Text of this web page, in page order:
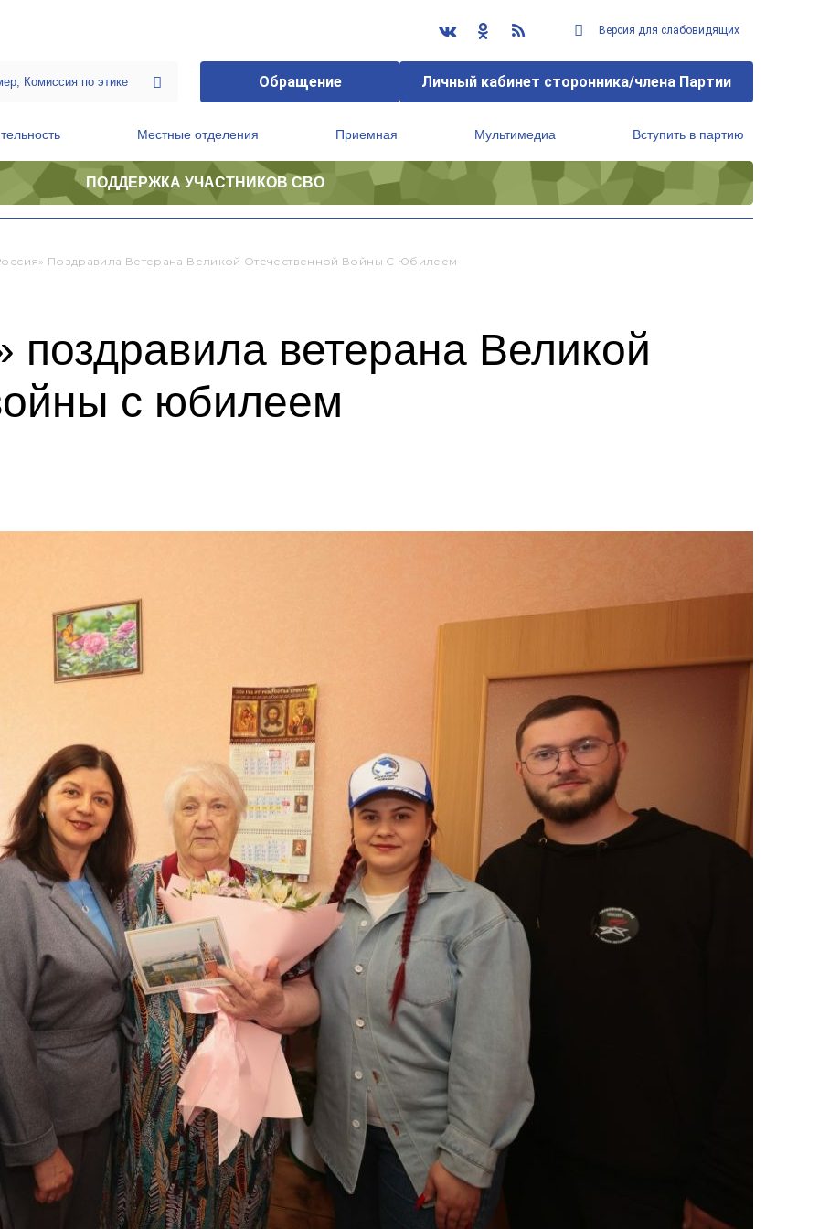
Версия для слабовидящих
Обращение Личный кабинет сторонника/члена Партии
Местные отделения Приемная Мультимедиа Вступить в партию
ПОДДЕРЖКА УЧАСТНИКОВ СВО
Поздравила Ветерана Великой Отечественной Войны С Юбилеем
поздравила ветерана Великой
с юбилеем